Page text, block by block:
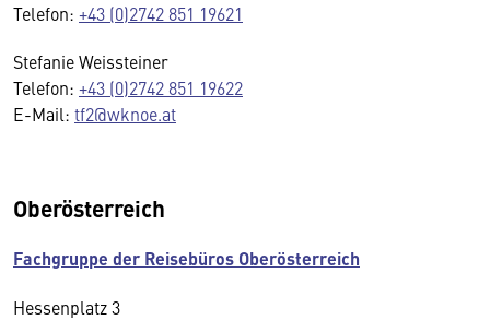
Telefon: +43 (0)2742 851 19621
Stefanie Weissteiner
Telefon: +43 (0)2742 851 19622
E-Mail: tf2@wknoe.at
Oberösterreich
Fachgruppe der Reisebüros Oberösterreich
Hessenplatz 3